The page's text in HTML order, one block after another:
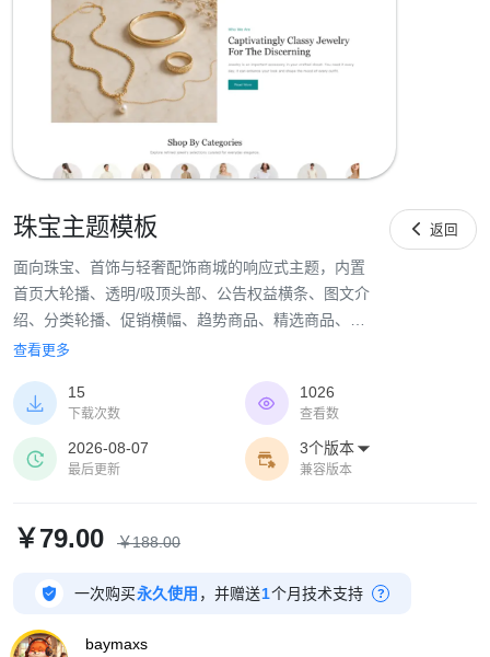
珠宝主题模板
面向珠宝、首饰与轻奢配饰商城的响应式主题，内置
首页大轮播、透明/吸顶头部、公告权益横条、图文介
绍、分类轮播、促销横幅、趋势商品、精选商品、服
务图标、客户评价、博客资讯和品牌 Logo 等可视化装
动端展示。
查看更多
 返回

15
下载次数

1026
查看数

2026-08-07
最后更新

3个版本 
兼容版本
￥79.00 ￥188.00
 一次购买永久使用 ，并赠送1个月技术支持 ?
baymaxs